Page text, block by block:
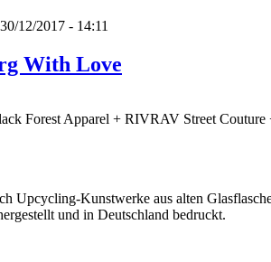
12/2017 - 14:11
With Love
Forest Apparel + RIVRAV Street
Upcycling-Kunstwerke aus alten
und in Deutschland bedruckt.